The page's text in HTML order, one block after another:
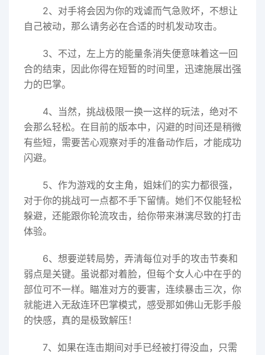
2、对手将会因为你的戏谑而气急败坏，不想让
自己被动，那么请务必在合适的时机发动攻击。
3、不过，左上方的能量条消失便意味着这一回
合的结束，因此你得在短暂的时间里，迅速施展出强
力的巴掌。
4、当然，挑战极限一换一这样的玩法，绝对不
会那么轻松。在目前的版本中，闪避的时间还是稍微
有些短，需要苦心观察对手的准备动作后，才能成功
闪避。
5、作为游戏的女主角，姐妹们的实力都很强，
对于你的挑战可一点都不手下留情。她们不仅能轻松
躲避，还能跟你轮流攻击，给你带来淋漓尽致的打击
体验。
6、想要逆转局势，弄清每位对手的攻击节奏和
弱点是关键。虽说都对着脸，但每个女人心中在乎的
部位可不一样。瞄准对方的要害，连续暴击三次，你
就能进入无敌连环巴掌模式，感受那如佛山无影手般
的快感，真的是极致解压！
7、如果在连击期间对手已经被打得没血，只需